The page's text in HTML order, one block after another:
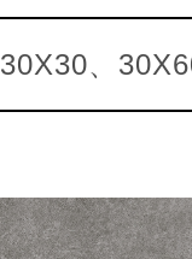
30X30、30X